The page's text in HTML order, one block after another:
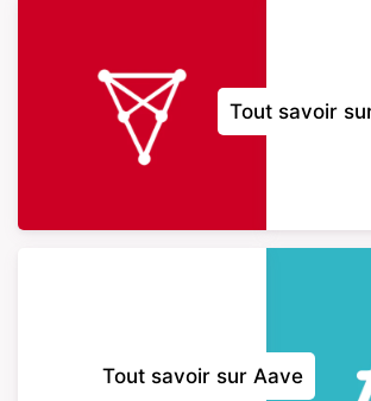
Tout savoir
Tout savoir sur Aave